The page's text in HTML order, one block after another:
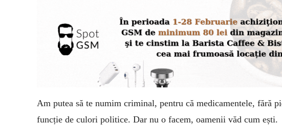
Am putea să te numim criminal, pentru că medicamentele, fără
funcție de culori politice. Dar nu o facem, oamenii văd cum ești.